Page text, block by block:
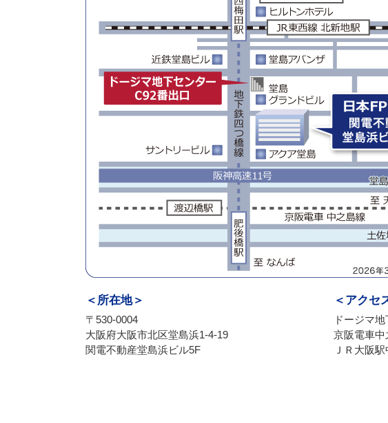
＜所在地＞
〒530-0004
大阪府大阪市北区堂島浜1-4-19
関電不動産堂島浜ビル5F
＜アクセ
ドージマ
京阪電車中
ＪＲ大阪